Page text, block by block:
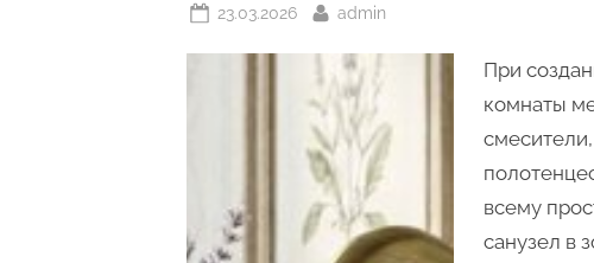
Posted
23.03.2026 By
admin
При
комнаты
всему
санузел в